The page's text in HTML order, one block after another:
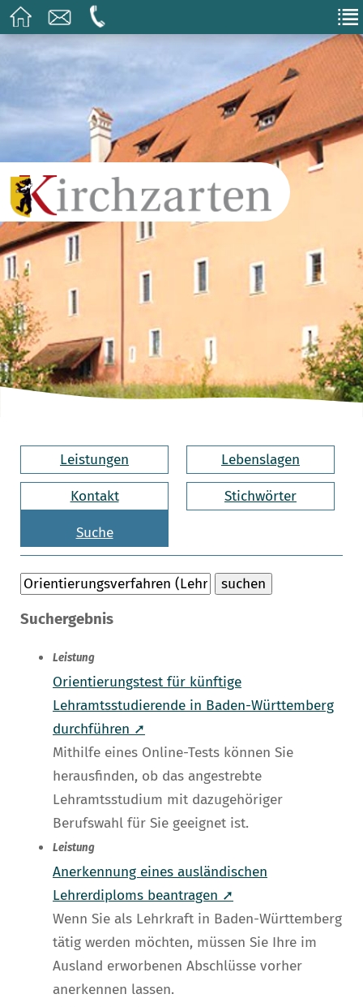
Leistungen Lebenslagen
Kontakt Stichwörter
Suche
Suchergebnis
Leistung
Orientierungstest für künftige
Lehramtsstudierende in Baden-Württemberg
durchführen ➚
Mithilfe eines Online-Tests können Sie
herausfinden, ob das angestrebte
Lehramtsstudium mit dazugehöriger
Berufswahl für Sie geeignet ist.
Leistung
Anerkennung eines ausländischen
Lehrerdiploms beantragen ➚
Wenn Sie als Lehrkraft in Baden-Württemberg
tätig werden möchten, müssen Sie Ihre im
Ausland erworbenen Abschlüsse vorher
anerkennen lassen.